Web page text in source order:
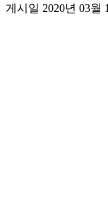
게시일 2020년 03월